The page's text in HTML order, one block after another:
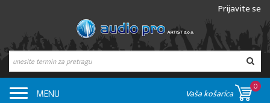
Prijavite se
MENU Vaša košarica
0